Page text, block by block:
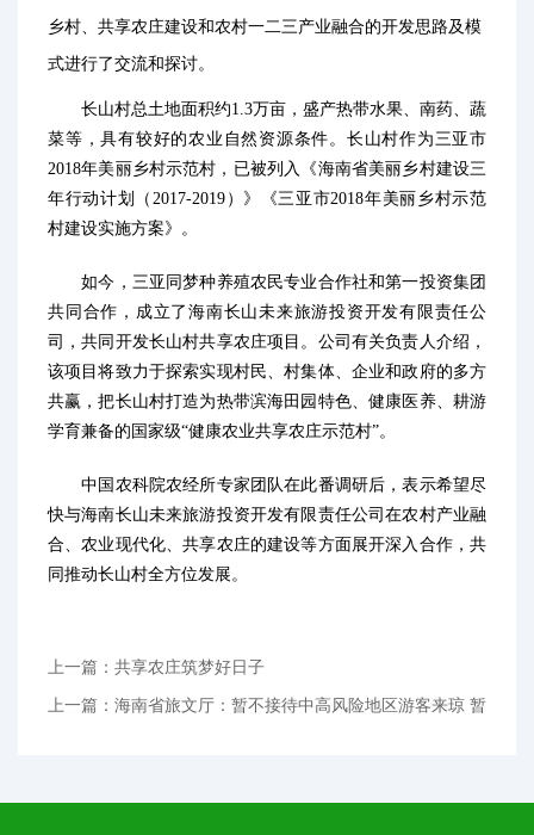
乡村、共享农庄建设和农村一二三产业融合的开发思路及模
式进行了交流和探讨。
长山村总土地面积约1.3万亩，盛产热带水果、南药、蔬
菜等，具有较好的农业自然资源条件。长山村作为三亚市
2018年美丽乡村示范村，已被列入《海南省美丽乡村建设三
年行动计划（2017-2019）》《三亚市2018年美丽乡村示范
村建设实施方案》。
如今，三亚同梦种养殖农民专业合作社和第一投资集团
共同合作，成立了海南长山未来旅游投资开发有限责任公
司，共同开发长山村共享农庄项目。公司有关负责人介绍，
该项目将致力于探索实现村民、村集体、企业和政府的多方
共赢，把长山村打造为热带滨海田园特色、健康医养、耕游
学育兼备的国家级“健康农业共享农庄示范村”。
中国农科院农经所专家团队在此番调研后，表示希望尽
快与海南长山未来旅游投资开发有限责任公司在农村产业融
合、农业现代化、共享农庄的建设等方面展开深入合作，共
同推动长山村全方位发展。
上一篇：共享农庄筑梦好日子
上一篇：海南省旅文厅：暂不接待中高风险地区游客来琼 暂